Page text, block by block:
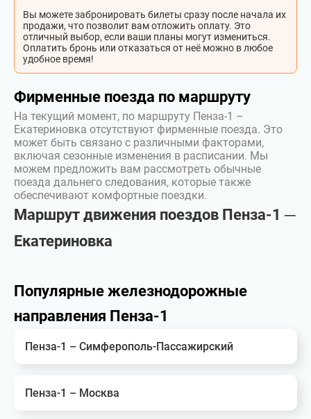
Вы можете забронировать билеты сразу после начала их
продажи, что позволит вам отложить оплату. Это
отличный выбор, если ваши планы могут измениться.
Оплатить бронь или отказаться от неё можно в любое
удобное время!
Фирменные поезда по маршруту
На текущий момент, по маршруту Пенза-1 –
Екатериновка отсутствуют фирменные поезда. Это
может быть связано с различными факторами,
включая сезонные изменения в расписании. Мы
можем предложить вам рассмотреть обычные
поезда дальнего следования, которые также
обеспечивают комфортные поездки.
Маршрут движения поездов Пенза-1 ─
Екатериновка
Популярные железнодорожные
направления Пенза-1
Пенза-1 – Симферополь-Пассажирский
Пенза-1 – Москва